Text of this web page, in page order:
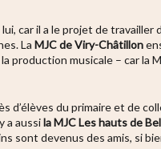
car il a le projet de travailler
La MJC de Viry-Châtillon
production musicale – car la
d’élèves du primaire et de
a aussila MJC Les hauts de
sont devenus des amis, si